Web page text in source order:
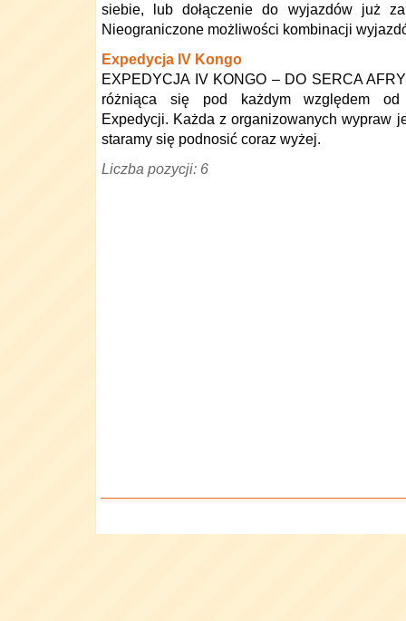
siebie, lub dołączenie do wyjazdów już
Nieograniczone możliwości kombinacji
Expedycja IV Kongo
EXPEDYCJA IV KONGO – DO SERCA
różniąca się pod każdym względem od
Expedycji. Każda z organizowanych wypraw
staramy się podnosić coraz wyżej.
Liczba pozycji: 6